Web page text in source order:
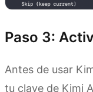
Paso 3:
Antes de usar
tu clave de Kimi